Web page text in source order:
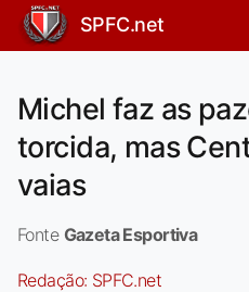
SPFC.net
Michel faz as
torcida, mas
vaias
Fonte Gazeta Esportiva
Redação: SPFC.net